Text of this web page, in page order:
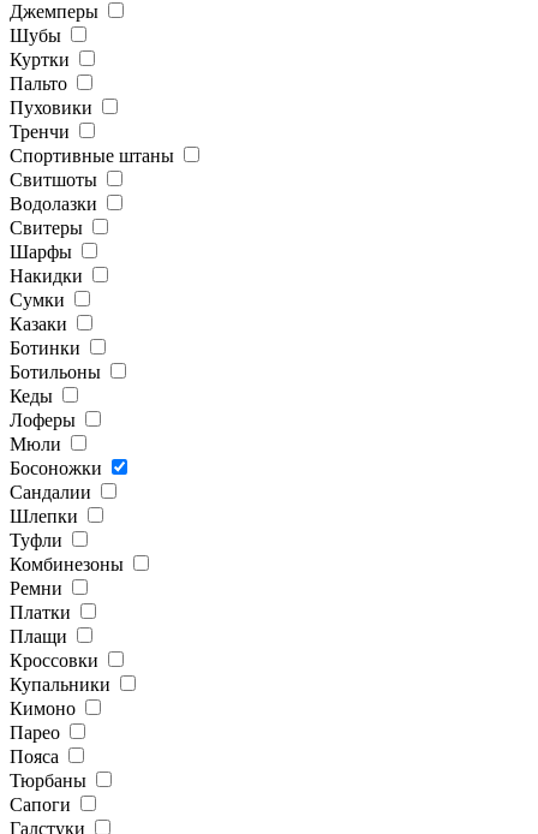
Джемперы
Шубы
Куртки
Пальто
Пуховики
Тренчи
Спортивные штаны
Свитшоты
Водолазки
Свитеры
Шарфы
Накидки
Сумки
Казаки
Ботинки
Ботильоны
Кеды
Лоферы
Мюли
Босоножки
Сандалии
Шлепки
Туфли
Комбинезоны
Ремни
Платки
Плащи
Кроссовки
Купальники
Кимоно
Парео
Пояса
Тюрбаны
Сапоги
Галстуки